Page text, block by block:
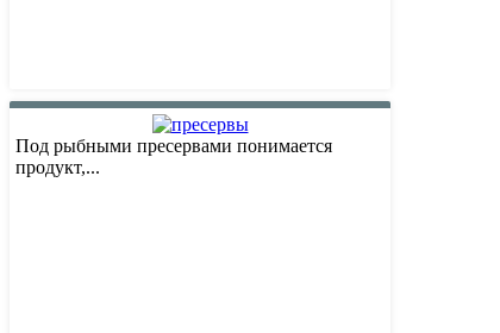
Под рыбными пресервами понимается
продукт,...